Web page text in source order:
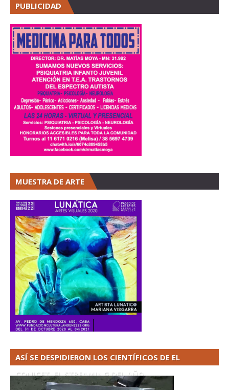
PUBLICIDAD
MUESTRA DE ARTE
ASÍ SE DESPIDIERON LOS CIENTÍFICOS DE EL
CONICET. EL STREAMING DEL AÑO